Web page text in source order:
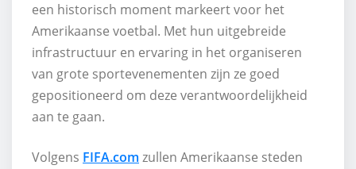
een historisch moment markeert voor het
Amerikaanse voetbal. Met hun uitgebreide
infrastructuur en ervaring in het organiseren
van grote sportevenementen zijn ze goed
gepositioneerd om deze verantwoordelijkheid
aan te gaan.
Volgens FIFA.com zullen Amerikaanse steden